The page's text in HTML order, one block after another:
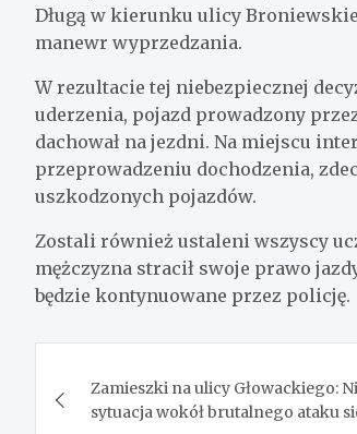
Długą w kierunku ulicy
manewr wyprzedzania.
W rezultacie tej niebezpiecznej
uderzenia, pojazd prowadzony
dachował na jezdni. Na miejscu
przeprowadzeniu dochodzenia,
uszkodzonych pojazdów.
Zostali również ustaleni wszyscy
mężczyzna stracił swoje prawo
będzie kontynuowane przez policję.
wpisu
Zamieszki na ulicy Głowackiego:
sytuacja wokół brutalnego ataku